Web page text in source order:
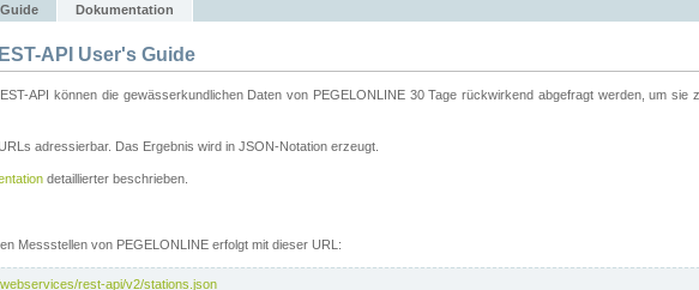
Dokumentation
API User's Guide
API können die gewässerkundlichen Daten von PEGELONLINE 30 Tage rückwirkend abgefragt werden, um sie
adressierbar. Das Ergebnis wird in JSON-Notation erzeugt.
detaillierter beschrieben.
Messstellen von PEGELONLINE erfolgt mit dieser URL:
rest-api/v2/stations.json